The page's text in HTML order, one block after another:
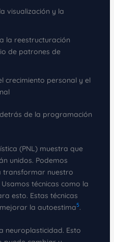
visualización y la
la reestructuración
de patrones de
crecimiento personal y el
de la programación
(PNL) muestra que
unidos. Podemos
transformar nuestro
Usamos técnicas como la
esto. Estas técnicas
la autoestima5.
neuroplasticidad. Esto